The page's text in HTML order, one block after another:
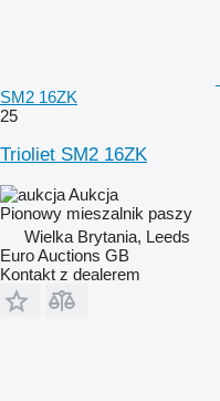
SM2 16ZK
25
Trioliet SM2 16ZK
Aukcja
Pionowy mieszalnik paszy
Wielka Brytania, Leeds
Euro Auctions GB
Kontakt z dealerem